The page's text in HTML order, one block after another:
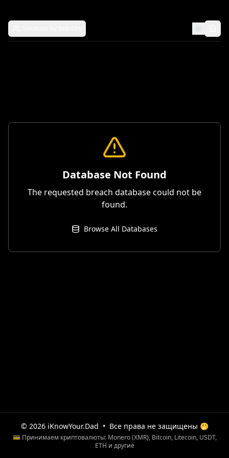
Database Not Found
The requested breach database could not be
found.
Browse All Databases
© 2026 iKnowYour.Dad • Все права не защищены 🤭
💳 Принимаем криптовалюты: Monero (XMR), Bitcoin, Litecoin, USDT,
ETH и другие